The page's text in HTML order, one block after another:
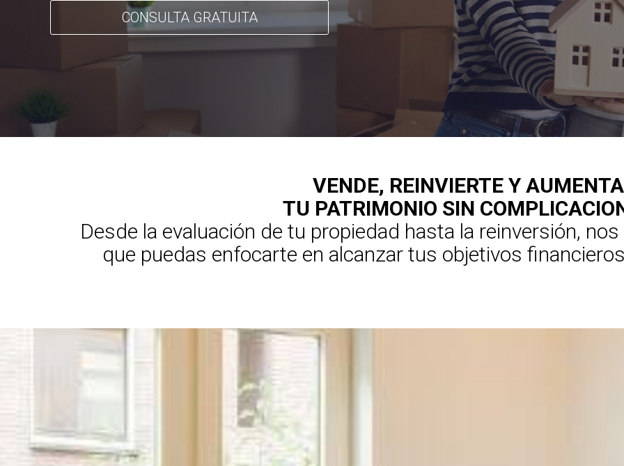
CONSULTA GRATUITA
VENDE, REINVIERTE Y AUMENTA
TU PATRIMONIO SIN
Desde la evaluación de tu propiedad hasta la reinversión,
que puedas enfocarte en alcanzar tus objetivos